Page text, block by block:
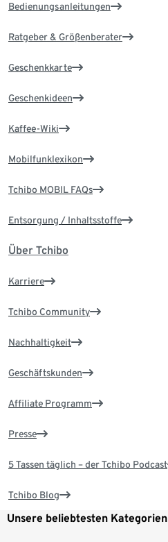
Bedienungsanleitungen
Ratgeber & Größenberater
Geschenkkarte
Geschenkideen
Kaffee-Wiki
Mobilfunklexikon
Tchibo MOBIL FAQs
Entsorgung / Inhaltsstoffe
Über Tchibo
Karriere
Tchibo Community
Nachhaltigkeit
Geschäftskunden
Affiliate Programm
Presse
5 Tassen täglich – der Tchibo Podcast
Tchibo Blog
Unsere beliebtesten Kategorien